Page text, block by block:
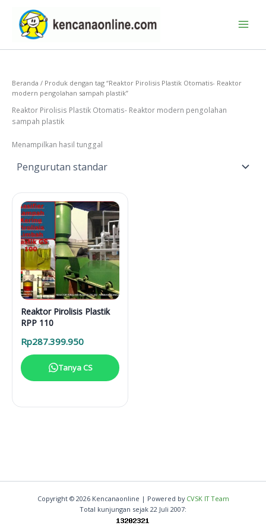
konten
Beranda / Produk dengan tag “Reaktor Pirolisis Plastik Otomatis- Reaktor
modern pengolahan sampah plastik”
Reaktor Pirolisis Plastik Otomatis- Reaktor modern pengolahan
sampah plastik
Menampilkan hasil tunggal
Reaktor Pirolisis Plastik
RPP 110
Rp287.399.950
Tanya CS
Copyright © 2026 Kencanaonline | Powered by CVSK IT Team
Total kunjungan sejak 22 Juli 2007: